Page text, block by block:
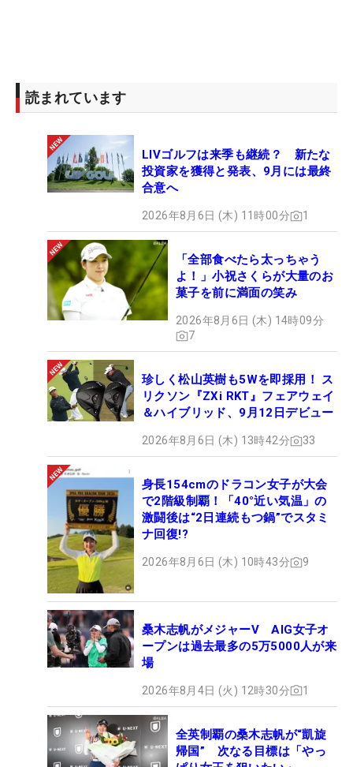
読まれています
LIVゴルフは来季も継続？ 新たな
投資家を獲得と発表、9月には最終
合意へ
2026年8月6日 (木) 11時00分 1
「全部食べたら太っちゃう
よ！」小祝さくらが大量のお
菓子を前に満面の笑み
2026年8月6日 (木) 14時09分
7
珍しく松山英樹も5Wを即採用！ ス
リクソン『ZXi RKT』フェアウェイ
＆ハイブリッド、9月12日デビュー
2026年8月6日 (木) 13時42分 33
身長154cmのドラコン女子が大会
で2階級制覇！「40°近い気温」の
激闘後は“2日連続もつ鍋”でスタミ
ナ回復!?
2026年8月6日 (木) 10時43分 9
桑木志帆がメジャーV AIG女子オ
ープンは過去最多の5万5000人が来
場
2026年8月4日 (火) 12時30分 1
全英制覇の桑木志帆が“凱旋
帰国” 次なる目標は「やっ